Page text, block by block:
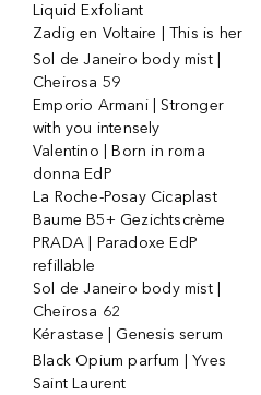
Liquid Exfoliant
Zadig en Voltaire | This is her
Sol de Janeiro body mist |
Cheirosa 59
Emporio Armani | Stronger
with you intensely
Valentino | Born in roma
donna EdP
La Roche-Posay Cicaplast
Baume B5+ Gezichtscrème
PRADA | Paradoxe EdP
refillable
Sol de Janeiro body mist |
Cheirosa 62
Kérastase | Genesis serum
Black Opium parfum | Yves
Saint Laurent